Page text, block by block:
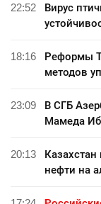
22:52
Вирус
18:16
Реформы
методов
23:09
В СГБ
Мамеда
20:13
нефти на